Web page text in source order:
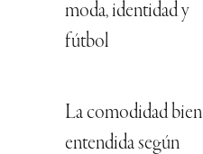
moda, identidad y
fútbol
La comodidad bien
entendida según